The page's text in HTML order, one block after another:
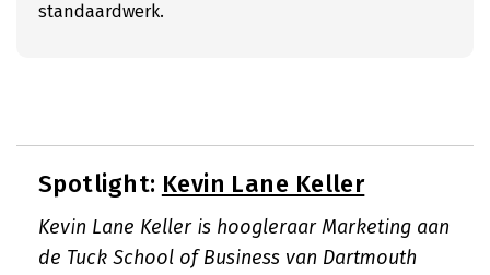
standaardwerk.
Spotlight: Kevin Lane Keller
Kevin Lane Keller is hoogleraar Marketing aan
de Tuck School of Business van Dartmouth